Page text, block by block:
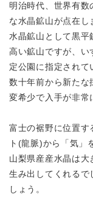
明治時代、世界有
な水晶鉱山が点在し
水晶鉱山として黒平
高い鉱山ですが、 い
定公園に指定されて
数十年前から新たな
変希少で入手が非常
富士の裾野に位置す
ト(龍脈)から「気」
山梨県産産水晶は大
生み出してくれるで
しょう。